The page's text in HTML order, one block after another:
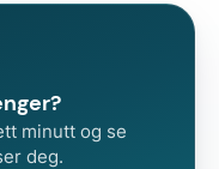
minutt og se
deg.